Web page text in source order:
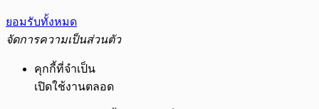
ยอมรับทั้งหมด
จัดการความเป็นส่วนตัว
คุกกี้ที่จำเป็น
เปิดใช้งานตลอด